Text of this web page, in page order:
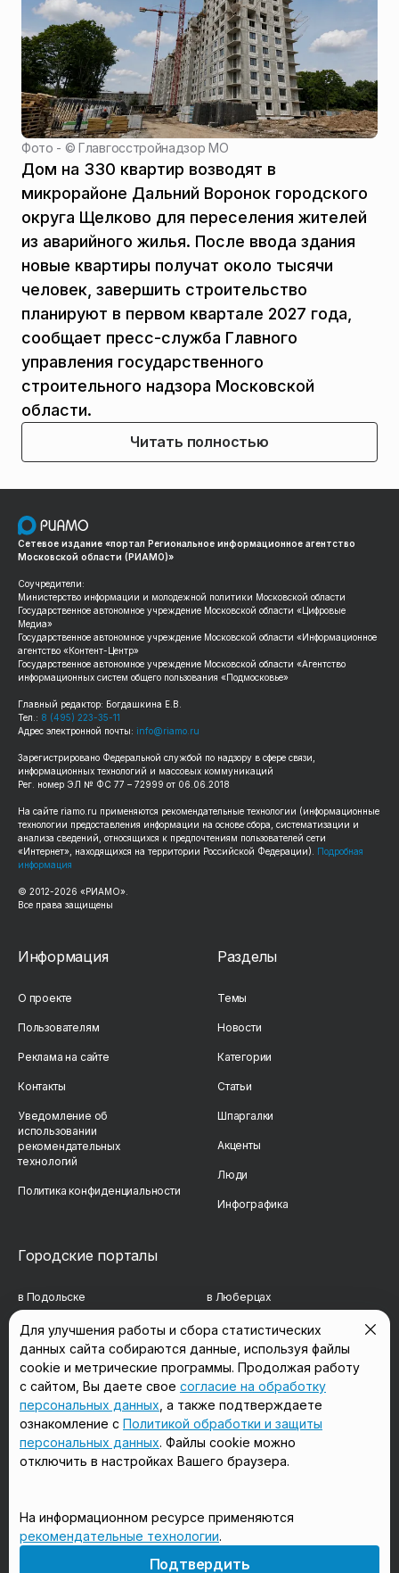
Фото - ©Главгосстройнадзор МО
Дом на 330 квартир возводят в
микрорайоне Дальний Воронок городского
округа Щелково для переселения жителей
из аварийного жилья. После ввода здания
новые квартиры получат около тысячи
человек, завершить строительство
планируют в первом квартале 2027 года,
сообщает пресс-служба Главного
управления государственного
строительного надзора Московской
области.
Читать полностью
Сетевое издание «портал Региональное информационное агентство
Московской области (РИАМО)»
Соучредители:
Министерство информации и молодежной политики Московской области
Государственное автономное учреждение Московской области «Цифровые
Медиа»
Государственное автономное учреждение Московской области «Информационное
агентство «Контент-Центр»
Государственное автономное учреждение Московской области «Агентство
информационных систем общего пользования «Подмосковье»
Главный редактор: Богдашкина Е.В.
Тел.: 8 (495) 223-35-11
Адрес электронной почты: info@riamo.ru
Зарегистрировано Федеральной службой по надзору в сфере связи,
информационных технологий и массовых коммуникаций
Рег. номер ЭЛ № ФС 77 – 72999 от 06.06.2018
На сайте riamo.ru применяются рекомендательные технологии (информационные
технологии предоставления информации на основе сбора, систематизации и
анализа сведений, относящихся к предпочтениям пользователей сети
«Интернет», находящихся на территории Российской Федерации).
Подробная
информация
© 2012-2026 «РИАМО».
Все права защищены
Информация
О проекте
Пользователям
Реклама на сайте
Контакты
Уведомление об
использовании
рекомендательных
технологий
Политика конфиденциальности
Разделы
Темы
Новости
Категории
Статьи
Шпаргалки
Акценты
Люди
Инфографика
Городские порталы
в Подольске в Люберцах
в Мытищах в Красногорске
в Реутове в Королёве
в Балашихе в Домодедово
в Сергиевом Посаде в Щёлково
18+
Мы в соцсетях
Для улучшения работы и сбора статистических
данных сайта собираются данные, используя файлы
cookie и метрические программы. Продолжая работу
с сайтом, Вы даете свое согласие на обработку
персональных данных , а также подтверждаете
ознакомление с Политикой обработки и защиты
персональных данных. Файлы cookie можно
отключить в настройках Вашего браузера.
На информационном ресурсе применяются
рекомендательные технологии.
Подтвердить